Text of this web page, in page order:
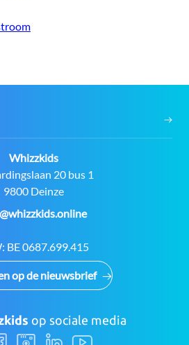
Contact:
Whizzkids
20 bus 1
9800 Deinze
BE 0687.699.415
op de nieuwsbrief
op sociale media
Volg Volg Volg Volg